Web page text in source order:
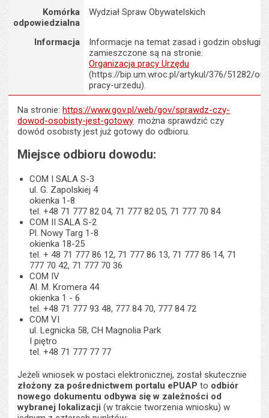
Komórka
odpowiedzialna
Wydział Spraw Obywatelskich
Informacja
Informacje na temat zasad i godzin obsługi
zamieszczone są na stronie:
Organizacja pracy Urzędu
(https://bip.um.wroc.pl/artykul/376/51282/
pracy-urzedu).
Na stronie:https://www.gov.pl/web/gov/sprawdz-czy-
dowod-osobisty-jest-gotowy można sprawdzić czy
dowód osobisty jest już gotowy do odbioru.
Miejsce odbioru dowodu:
COM I SALA S-3
ul. G. Zapolskiej 4
okienka 1-8
tel. +48 71 777 82 04, 71 777 82 05, 71 777 70 84
COM II SALA S-2
Pl. Nowy Targ 1-8
okienka 18-25
tel. + 48 71 777 86 12, 71 777 86 13, 71 777 86 14, 71
777 70 42, 71 777 70 36
COM IV
Al. M. Kromera 44
okienka 1 - 6
tel. +48 71 777 93 48, 777 84 70, 777 84 72
COM VI
ul. Legnicka 58, CH Magnolia Park
I piętro
tel. +48 71 777 77 77
Jeżeli wniosek w postaci elektronicznej, został skutecznie
złożony za pośrednictwem portalu ePUAPto odbiór
nowego dokumentu odbywa się w zależności od
wybranej lokalizacji (w trakcie tworzenia wniosku) w